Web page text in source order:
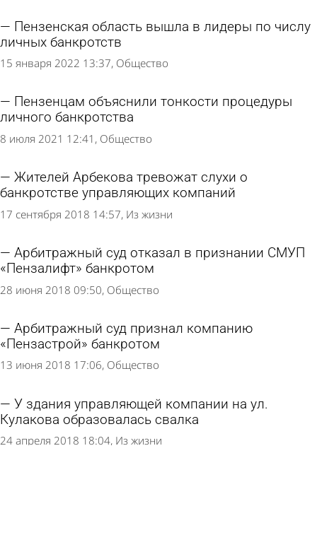
Пензенская область вышла в лидеры по числу
личных банкротств
15 января 2022 13:37 Общество
Пензенцам объяснили тонкости процедуры
личного банкротства
8 июля 2021 12:41 Общество
Жителей Арбекова тревожат слухи о
банкротстве управляющих компаний
17 сентября 2018 14:57 Из жизни
Арбитражный суд отказал в признании СМУП
«Пензалифт» банкротом
28 июня 2018 09:50 Общество
Арбитражный суд признал компанию
«Пензастрой» банкротом
13 июня 2018 17:06 Общество
У здания управляющей компании на ул.
Кулакова образовалась свалка
24 апреля 2018 18:04 Из жизни